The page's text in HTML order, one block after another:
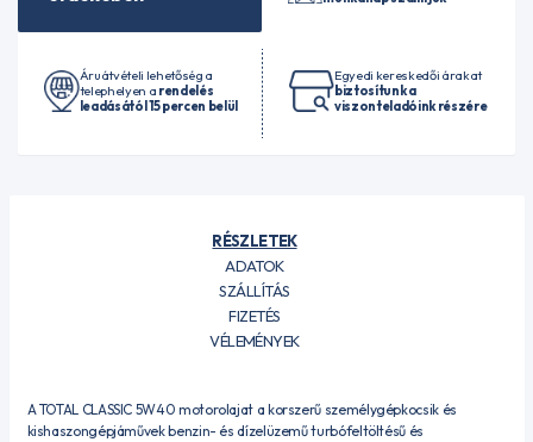
Áruátvételi lehetőség a
telephelyen a rendelés
leadásától 15 percen belül
Egyedi kereskedői árakat
biztosítunk a
viszonteladóink részére
RÉSZLETEK
ADATOK
SZÁLLÍTÁS
FIZETÉS
VÉLEMÉNYEK
A TOTAL CLASSIC 5W40 motorolajat a korszerű személygépkocsik és
kishaszongépjáművek benzin- és dízelüzemű turbófeltöltésű és